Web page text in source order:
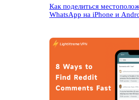
Как поделиться
WhatsApp на iPhone и